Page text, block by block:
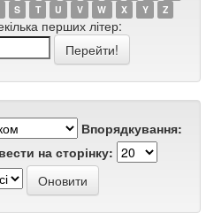
S T U V W X Y Z
перших літер:
Впорядкування:
на сторінку: